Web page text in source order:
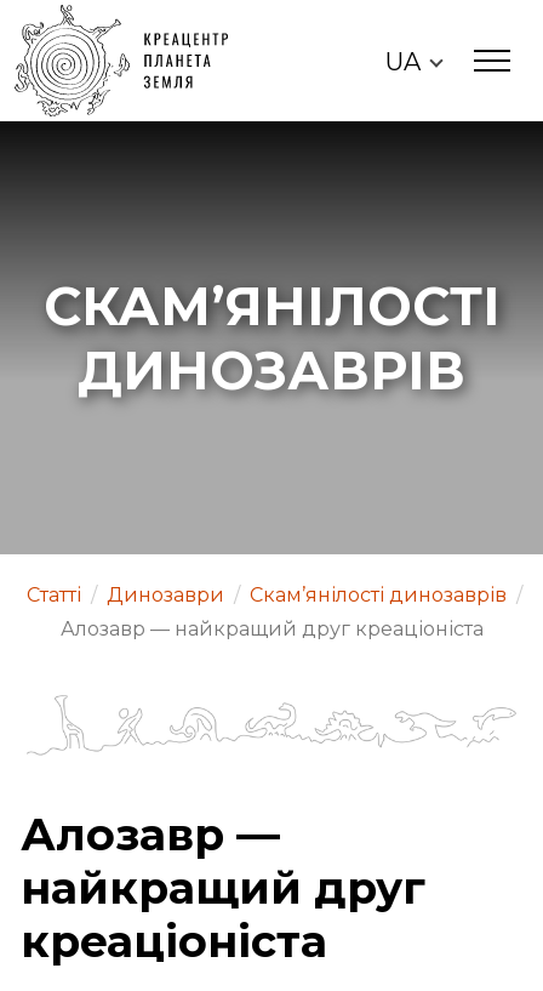
UA
СКАМ’ЯНІЛОСТІ
ДИНОЗАВРІВ
Статті / Динозаври / Скам’янілості динозаврів /
Алозавр — найкращий друг креаціоніста
Алозавр —
найкращий друг
креаціоніста